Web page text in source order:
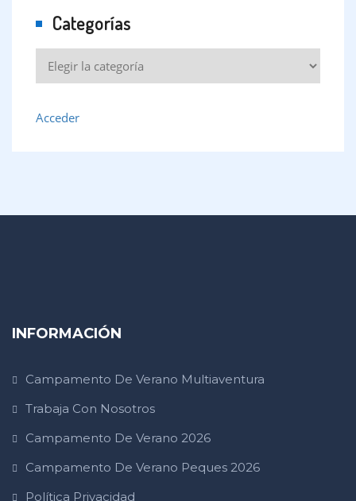
Categorías
Categorías
Acceder
INFORMACIÓN
Campamento De Verano Multiaventura
Trabaja Con Nosotros
Campamento De Verano 2026
Campamento De Verano Peques 2026
Política Privacidad